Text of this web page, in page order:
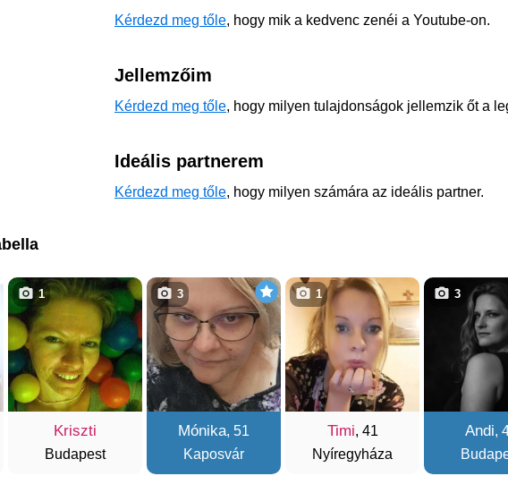
Kérdezd meg tőle, hogy mik a kedvenc zenéi a Youtube-on.
Jellemzőim
Kérdezd meg tőle, hogy milyen tulajdonságok jellemzik őt a
Ideális partnerem
Kérdezd meg tőle, hogy milyen számára az ideális partner.
Kriszti
Budapest
1
Mónika, 51
Kaposvár
3
Timi, 41
Nyíregyháza
1
Andi,
3